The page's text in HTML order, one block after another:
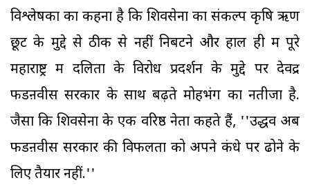
विश्लेषकों का कहना है कि शिवसेना का संकल्प कृषि ऋण
छूट के मुद्दे से ठीक से नहीं निबटने और हाल ही में पूरे
महाराष्ट्र में दलितों के विरोध प्रदर्शन के मुद्दे पर देवेंद्र
फडऩवीस सरकार के साथ बढ़ते मोहभंग का नतीजा है.
जैसा कि शिवसेना के एक वरिष्ठ नेता कहते हैं, ''उद्धव अब
फडऩवीस सरकार की विफलता को अपने कंधे पर ढोने के
लिए तैयार नहीं.''